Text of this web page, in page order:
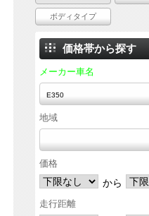
ボディタイプ
価格帯から探す
メーカー車名
地域
価格
から
走行距離